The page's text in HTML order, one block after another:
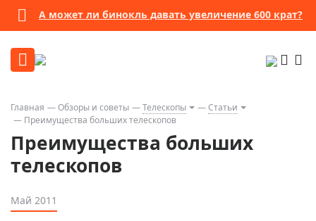
А может ли бинокль давать увеличение 600 крат?
Главная Обзоры и советы Телескопы
Статьи
Преимущества больших телескопов
Преимущества больших
телескопов
Май 2011